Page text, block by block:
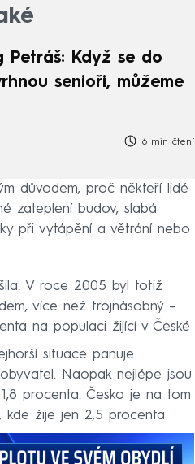
Petráš: Když se do
senioři, můžeme
6 min čtení
důvodem, proč někteří lidé
zateplení budov, slabá
při vytápění a větrání nebo
V roce 2005 byl totiž
více než trojnásobný –
na populaci žijící v České
situace panuje
Naopak nejlépe jsou
procenta. Česko je na tom
kde žije jen 2,5 procenta